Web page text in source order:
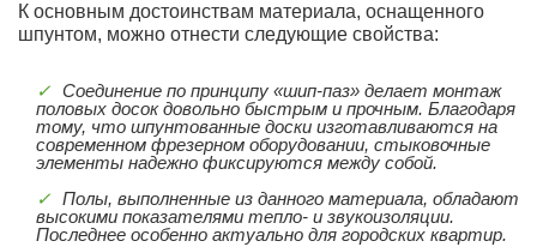
К основным достоинствам материала, оснащенного
шпунтом, можно отнести следующие свойства:
Соединение по принципу «шип-паз» делает монтаж
половых досок довольно быстрым и прочным. Благодаря
тому, что шпунтованные доски изготавливаются на
современном фрезерном оборудовании, стыковочные
элементы надежно фиксируются между собой.
Полы, выполненные из данного материала, обладают
высокими показателями тепло- и звукоизоляции.
Последнее особенно актуально для городских квартир.